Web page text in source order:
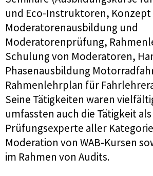
und Eco-Instruktoren, Konzept
Moderatorenausbildung und
Moderatorenprüfung,
Schulung von Moderatoren,
Phasenausbildung
Rahmenlehrplan für
Seine Tätigkeiten waren
umfassten auch die Tätigkeit als
Prüfungsexperte aller
Moderation von WAB-Kursen
im Rahmen von Audits.